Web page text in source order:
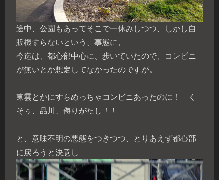
途中、公園もあってそこで一休みしつつ、しかし自
販機すらないという、事態に。
今迄は、都心部中心に、歩いていたので、コンビニ
が無いとか想定してなかったのですが。
東雲とかにすらめっちゃコンビニあったのに！ く
そぅ、品川、侮りがたし！！
と、意味不明の悪態をつきつつ、とりあえず都心部
に戻ろうと決意し